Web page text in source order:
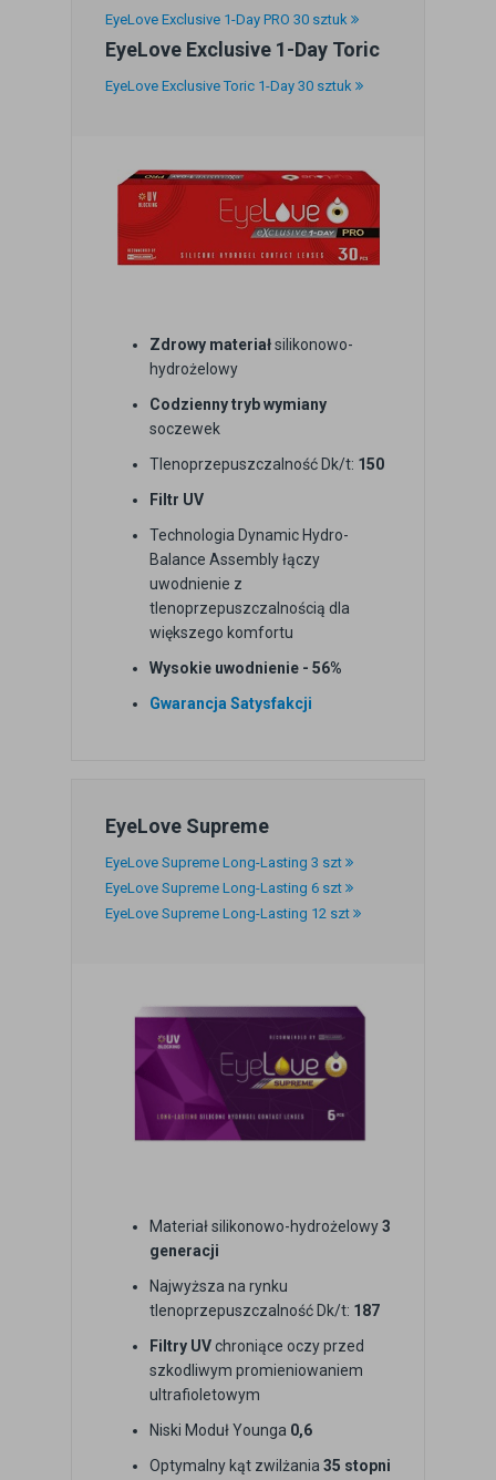
EyeLove Exclusive 1-Day PRO 30 sztuk
EyeLove Exclusive 1-Day Toric
EyeLove Exclusive Toric 1-Day 30 sztuk
Zdrowy materiałsilikonowo-
hydrożelowy
Codzienny tryb wymiany
soczewek
Tlenoprzepuszczalność Dk/t: 150
Filtr UV
Technologia Dynamic Hydro-
Balance Assembly łączy
uwodnienie z
tlenoprzepuszczalnością dla
większego komfortu
Wysokie uwodnienie - 56%
Gwarancja Satysfakcji
EyeLove Supreme
EyeLove Supreme Long-Lasting 3 szt
EyeLove Supreme Long-Lasting 6 szt
EyeLove Supreme Long-Lasting 12 szt
Materiał silikonowo-hydrożelowy3
generacji
Najwyższa na rynku
tlenoprzepuszczalność Dk/t: 187
Filtry UVchroniące oczy przed
szkodliwym promieniowaniem
ultrafioletowym
Niski Moduł Younga 0,6
Optymalny kąt zwilżania 35 stopni